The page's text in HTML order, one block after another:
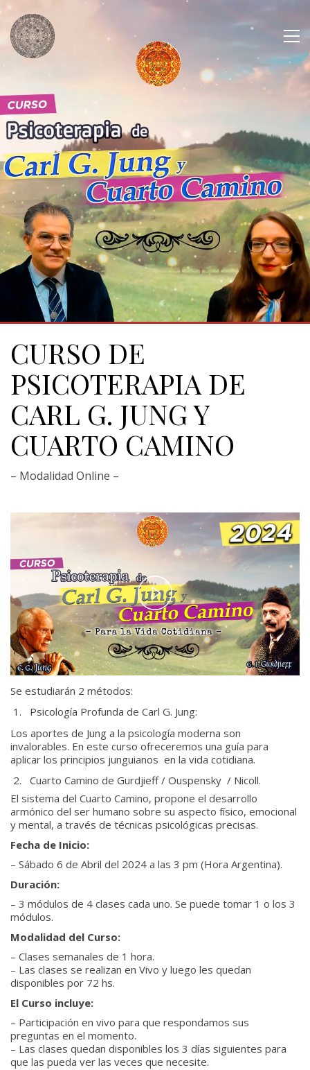
CURSO DE
PSICOTERAPIA DE
CARL G. JUNG Y
CUARTO CAMINO
– Modalidad Online –
Play
Video
Se estudiarán 2 métodos:
Psicología Profunda de Carl G. Jung:
Los aportes de Jung a la psicología moderna son
invalorables. En este curso ofreceremos una guía para
aplicar los principios junguianos en la vida cotidiana.
Cuarto Camino de Gurdjieff / Ouspensky / Nicoll.
El sistema del Cuarto Camino, propone el desarrollo
armónico del ser humano sobre su aspecto físico, emocional
y mental, a través de técnicas psicológicas precisas.
Fecha de Inicio:
– Sábado 6 de Abril del 2024 a las 3 pm (Hora Argentina).
Duración:
– 3 módulos de 4 clases cada uno. Se puede tomar 1 o los 3
módulos.
Modalidad del Curso:
– Clases semanales de 1 hora.
– Las clases se realizan en Vivo y luego les quedan
disponibles por 72 hs.
El Curso incluye:
– Participación en vivo para que respondamos sus
preguntas en el momento.
– Las clases quedan disponibles los 3 días siguientes para
que las pueda ver las veces que necesite.